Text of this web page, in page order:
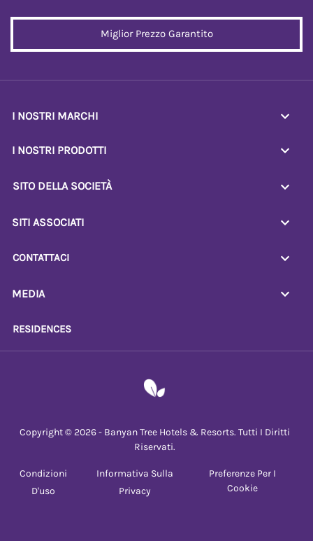
Miglior Prezzo Garantito
I NOSTRI MARCHI
I NOSTRI PRODOTTI
SITO DELLA SOCIETÀ
SITI ASSOCIATI
CONTATTACI
MEDIA
RESIDENCES
Copyright © 2026 - Banyan Tree Hotels & Resorts. Tutti I Diritti
Riservati.
Condizioni
D'uso
Informativa Sulla
Privacy
Preferenze Per I
Cookie